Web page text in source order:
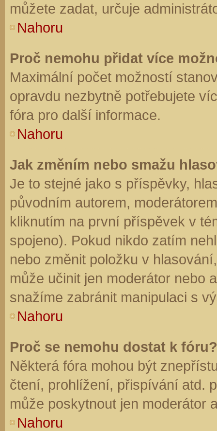
můžete zadat, určuje
Nahoru
Proč nemohu přidat více
Maximální počet možností
opravdu nezbytně potřebujete
fóra pro další informace.
Nahoru
Jak změním nebo smažu
Je to stejné jako s příspěvky,
původním autorem,
kliknutím na první příspěvek v
spojeno). Pokud nikdo zatím
nebo změnit položku v
může učinit jen moderátor nebo
snažíme zabránit manipulaci s
Nahoru
Proč se nemohu dostat k fóru?
Některá fóra mohou být
čtení, prohlížení, přispívání atd.
může poskytnout jen moderátor
Nahoru